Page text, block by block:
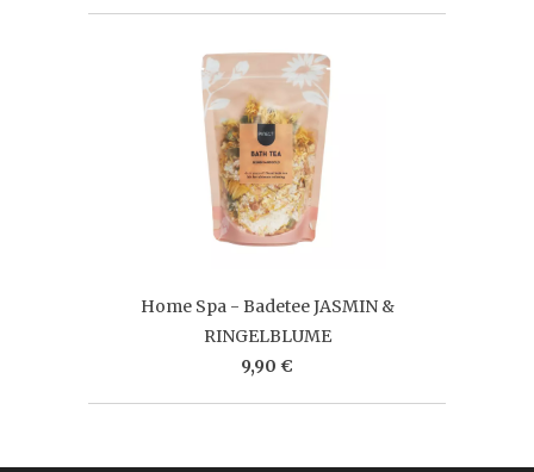
Home Spa - Badetee JASMIN &
RINGELBLUME
9,90 €